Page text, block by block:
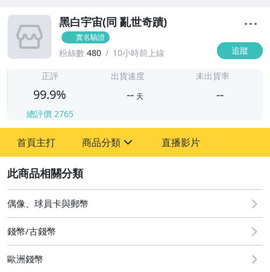
黑白宇宙(同 亂世奇蹟)
實名驗證
粉絲數 480 10小時前上線 追蹤
正評
99.9%
總評價 2765
出貨速度
-- 天
未出貨率
--
首頁主打 商品分類
偶像、球員卡與郵幣
直播影片
偶像、球員卡與郵幣
錢幣/古錢幣
歐洲錢幣